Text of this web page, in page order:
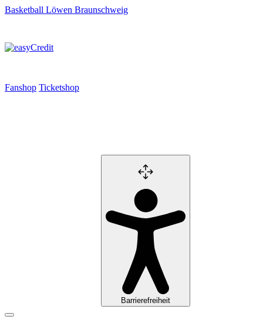
Basketball Löwen Braunschweig
Fanshop Ticketshop
Barrierefreiheit